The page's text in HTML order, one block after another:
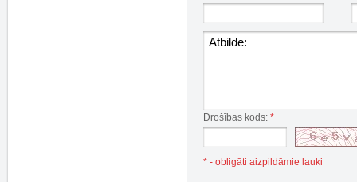
Drošības kods: *
* - obligāti aizpildāmie lauki